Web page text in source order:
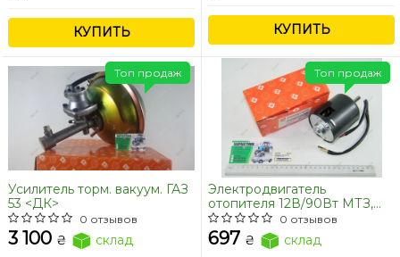
КУПИТЬ КУПИТЬ
Усилитель торм. вакуум. ГАЗ
53 <ДК>
0 отзывов
3 100 ₴ склад
Топ продаж
Электродвигатель
отопителя 12В/90Вт МТЗ,
ЗИЛ-4334 <ДК>0 отзывов
697 ₴ склад
Топ продаж